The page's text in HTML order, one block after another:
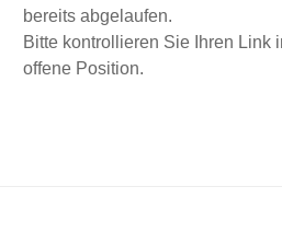
bereits abgelaufen.
Bitte kontrollieren Sie Ihren Link
offene Position.